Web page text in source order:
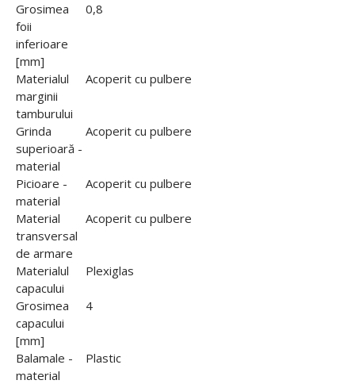
Grosimea
foii
inferioare
[mm]
0,8
Materialul
marginii
tamburului
Acoperit cu pulbere
Grinda
superioară -
material
Acoperit cu pulbere
Picioare -
material
Acoperit cu pulbere
Material
transversal
de armare
Acoperit cu pulbere
Materialul
capacului
Plexiglas
Grosimea
capacului
[mm]
4
Balamale -
material
Plastic